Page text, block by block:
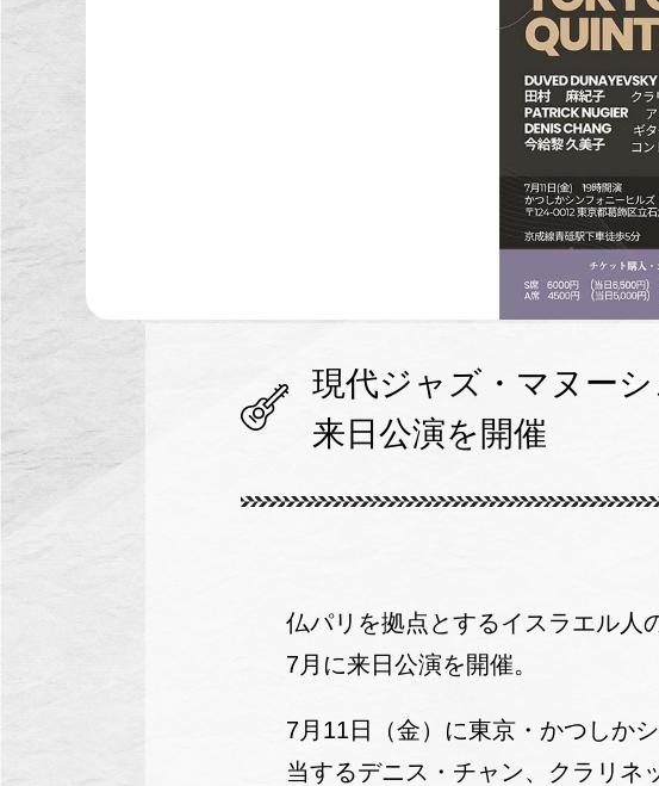
現代ジャズ・マヌー
来日公演を開催
仏パリを拠点とするイスラエル人
7月に来日公演を開催。
7月11日（金）に東京・かつしか
当するデニス・チャン、クラリネ